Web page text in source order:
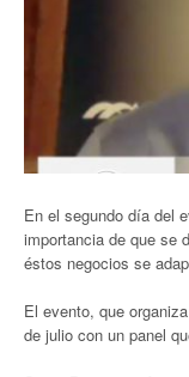
En el segundo día del
importancia de que se
éstos negocios se
El evento, que
de julio con un panel